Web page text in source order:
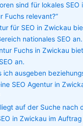
sind für lokales
Fuchs relevant?“
für SEO in Zwickau
nationales SEO an.
Fuchs in Zwickau
an.
ich ausgeben
SEO Agentur in
auf der Suche nach
in Zwickau im